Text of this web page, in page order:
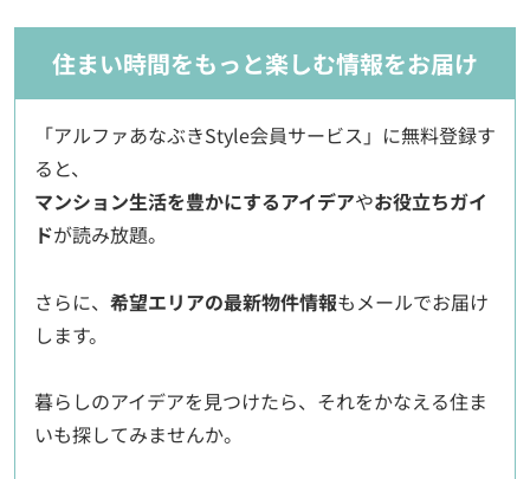
住まい時間をもっと楽しむ情報をお届け
「アルファあなぶきStyle会員サービス」に無料登録す
ると、
マンション生活を豊かにするアイデアやお役立ちガイ
ドが読み放題。
さらに、 希望エリアの最新物件情報もメールでお届け
します。
暮らしのアイデアを見つけたら、それをかなえる住ま
いも探してみませんか。